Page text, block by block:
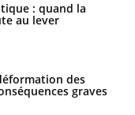
: quand la
au lever
des
graves